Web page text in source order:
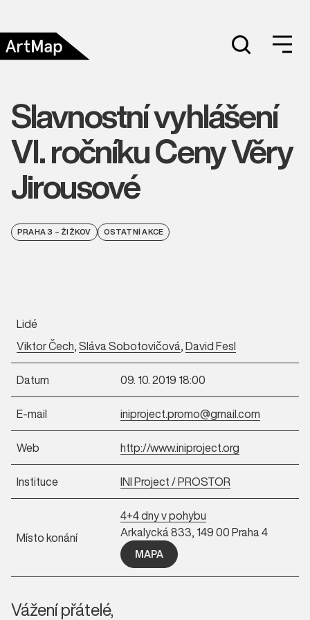
Slavnostní vyhlášení
VI. ročníku Ceny Věry
Jirousové
PRAHA 3 – ŽIŽKOV OSTATNÍ AKCE
Lidé
Viktor Čech,Sláva Sobotovičová,David Fesl
Datum 09. 10. 2019 18:00
E-mail iniproject.promo@gmail.com
Web http://www.iniproject.org
Instituce INI Project / PROSTOR
Místo konání
4+4 dny v pohybu
Arkalycká 833, 149 00 Praha 4
MAPA
Vážení přátelé,